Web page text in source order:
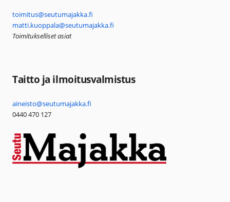
toimitus@seutumajakka.fi
matti.kuoppala@seutumajakka.fi
Toimitukselliset asiat
Taitto ja ilmoitusvalmistus
aineisto@seutumajakka.fi
0440 470 127